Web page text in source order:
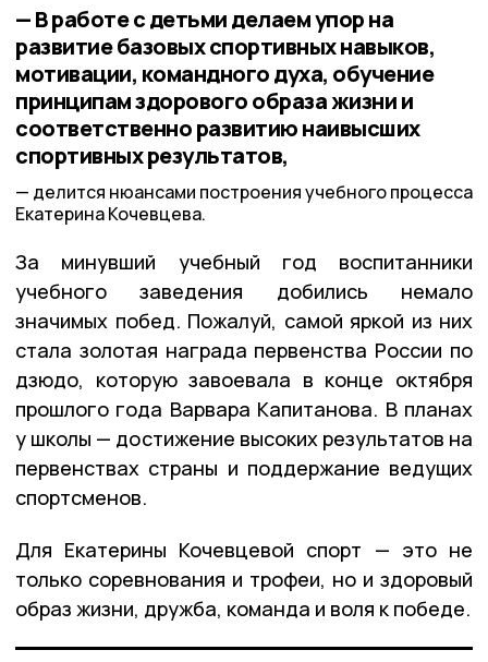
— В работе с детьми делаем упор на
развитие базовых спортивных навыков,
мотивации, командного духа, обучение
принципам здорового образа жизни и
соответственно развитию наивысших
спортивных результатов,
делится нюансами построения учебного процесса
Екатерина Кочевцева.
За минувший учебный год воспитанники
учебного заведения добились немало
значимых побед. Пожалуй, самой яркой из них
стала золотая награда первенства России по
дзюдо, которую завоевала в конце октября
прошлого года Варвара Капитанова. В планах
у школы — достижение высоких результатов на
первенствах страны и поддержание ведущих
спортсменов.
Для Екатерины Кочевцевой спорт — это не
только соревнования и трофеи, но и здоровый
образ жизни, дружба, команда и воля к победе.